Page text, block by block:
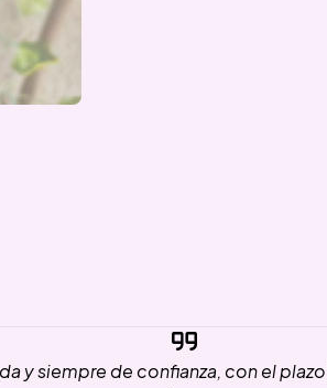
y siempre de confianza, con el